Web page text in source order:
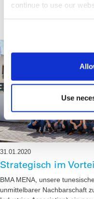
continue to use our
Use
31.01.2020
Strategisch im
BMA MENA, unsere
unmittelbarer Nachbarschaft